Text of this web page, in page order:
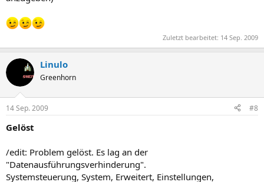
Zuletzt bearbeitet: 14 Sep. 2009
Linulo
Greenhorn
14 Sep. 2009 #8
Gelöst
/edit: Problem gelöst. Es lag an der
"Datenausführungsverhinderung".
Systemsteuerung, System, Erweitert, Einstellungen,